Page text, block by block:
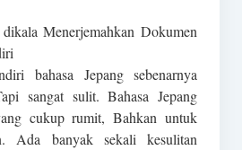
Menerjemahkan Dokumen
bahasa Jepang sebenarnya
sangat sulit. Bahasa Jepang
cukup rumit, Bahkan untuk
Ada banyak sekali kesulitan